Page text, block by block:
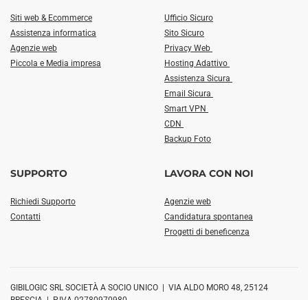
Siti web & Ecommerce
Assistenza informatica
Agenzie web
Piccola e Media impresa
Ufficio Sicuro
Sito Sicuro
Privacy Web
Hosting Adattivo
Assistenza Sicura
Email Sicura
Smart VPN
CDN
Backup Foto
SUPPORTO
Richiedi Supporto
Contatti
LAVORA CON NOI
Agenzie web
Candidatura spontanea
Progetti di beneficenza
GIBILOGIC SRL SOCIETÀ A SOCIO UNICO | VIA ALDO MORO 48, 25124